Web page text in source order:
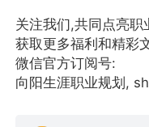
关注我们,共同点亮职
获取更多福利和精彩
微信官方订阅号:
向阳生涯职业规划,